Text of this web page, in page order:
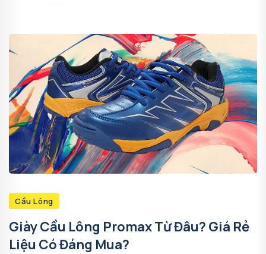
Cầu Lông
Giày Cầu Lông Promax Từ Đâu? Giá Rẻ
Liệu Có Đáng Mua?